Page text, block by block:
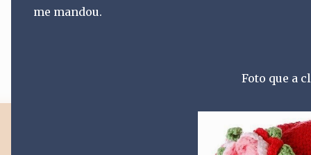
me mandou.
Foto que a